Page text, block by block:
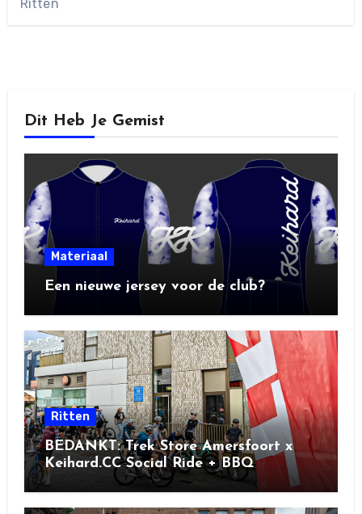
Ritten
Dit Heb Je Gemist
Materiaal
Een nieuwe jersey voor de club?
Ritten
BEDANKT: Trek Store Amersfoort x
Keihard.CC Social Ride + BBQ